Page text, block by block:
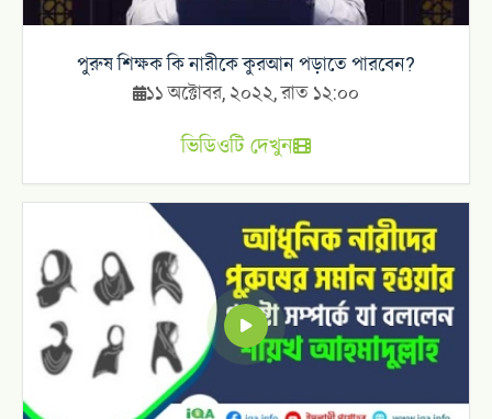
পুরুষ শিক্ষক কি নারীকে কুরআন পড়াতে পারবেন?
১১ অক্টোবর, ২০২২, রাত ১২:০০
ভিডিওটি দেখুন